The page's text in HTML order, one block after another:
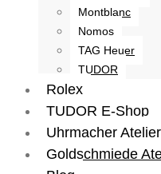
Montblanc
Nomos
TAG Heuer
TUDOR
Rolex
TUDOR E-Shop
Uhrmacher Atelier
Goldschmiede